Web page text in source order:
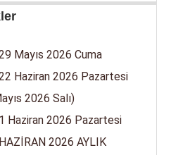
Mayıs 2026 Cuma
Haziran 2026 Pazartesi
2026 Salı)
Haziran 2026 Pazartesi
2026 AYLIK